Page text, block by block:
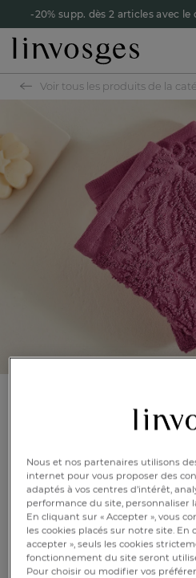
-20% supp. dès 2 articles avec le
Voir tous les produits de la
Lot de 2 gants ciselés
Réf : 997070302
100% coton,
600g/m2
Framboise
Nous et nos partenaires utilisons
internet pour vous proposer des
adaptés à vos centres d’intérêt,
performance du site, personnaliser
En cliquant sur « Accepter », vous
les cookies placés sur notre site.
accepter », seuls les cookies
fonctionnement du site seront
Pour choisir ou modifier vos